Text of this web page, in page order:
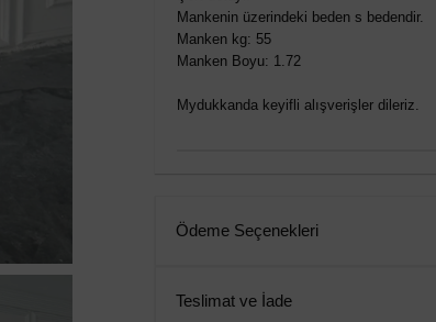
Mankenin üzerindeki beden s bedendir.
Manken kg: 55
Manken Boyu: 1.72
Mydukkanda keyifli alışverişler dileriz.
Ödeme Seçenekleri
Teslimat ve İade